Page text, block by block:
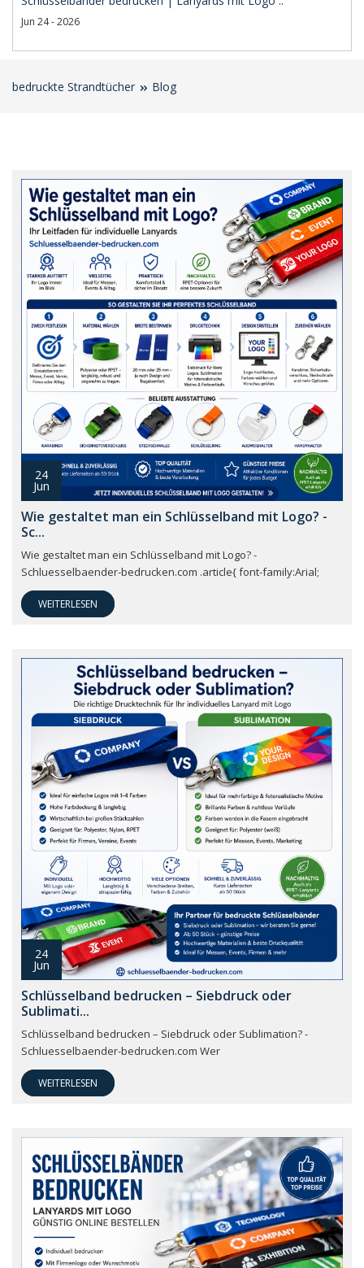
Jun 24 - 2026
bedruckte Strandtücher Blog
24
Jun
Wie gestaltet man ein Schlüsselband mit Logo? -
Sc...
Wie gestaltet man ein Schlüsselband mit Logo? -
Schluesselbaender-bedrucken.com .article{ font-family:Arial;
WEITERLESEN
24
Jun
Schlüsselband bedrucken – Siebdruck oder
Sublimati...
Schlüsselband bedrucken – Siebdruck oder Sublimation? -
Schluesselbaender-bedrucken.com Wer
WEITERLESEN